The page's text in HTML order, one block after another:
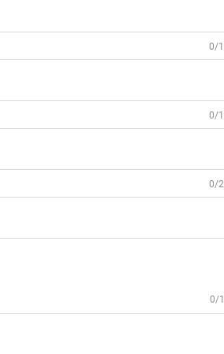
0/
0/
0/
0/